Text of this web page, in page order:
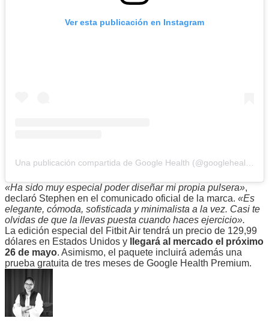
Ver esta publicación en Instagram
Una publicación compartida de Google Health (@googlehealth)
«Ha sido muy especial poder diseñar mi propia pulsera»,
declaró Stephen en el comunicado oficial de la marca. «Es
elegante, cómoda, sofisticada y minimalista a la vez. Casi te
olvidas de que la llevas puesta cuando haces ejercicio».
La edición especial del Fitbit Air tendrá un precio de 129,99
dólares en Estados Unidos y
llegará al mercado el próximo
26 de mayo. Asimismo, el paquete incluirá además una
prueba gratuita de tres meses de Google Health Premium.